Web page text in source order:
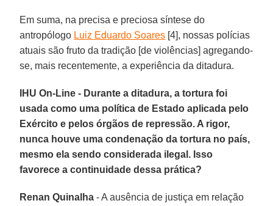
Em suma, na precisa e preciosa síntese do
antropólogo Luiz Eduardo Soares [4], nossas polícias
atuais são fruto da tradição [de violências] agregando-
se, mais recentemente, a experiência da ditadura.
IHU On-Line - Durante a ditadura, a tortura foi
usada como uma política de Estado aplicada pelo
Exército e pelos órgãos de repressão. A rigor,
nunca houve uma condenação da tortura no país,
mesmo ela sendo considerada ilegal. Isso
favorece a continuidade dessa prática?
Renan Quinalha - A ausência de justiça em relação